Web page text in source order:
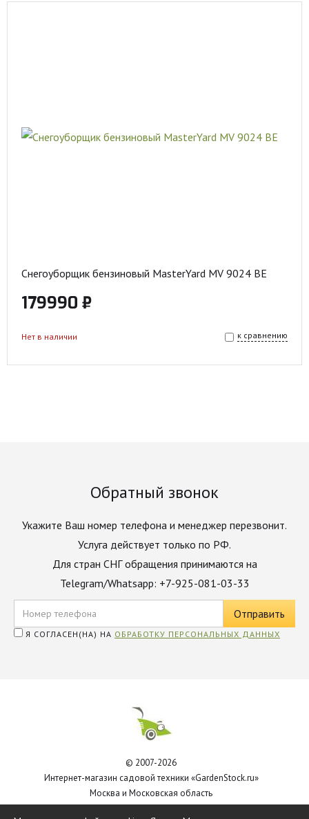
Снегоуборщик бензиновый MasterYard MV 9024 BE
179990 ₽
к сравнению
Нет в наличии
Обратный звонок
Укажите Ваш номер телефона и менеджер перезвонит.
Услуга действует только по РФ.
Для стран СНГ обращения принимаются на
Telegram/Whatsapp: +7-925-081-03-33
Я СОГЛАСЕН(НА) НА ОБРАБОТКУ ПЕРСОНАЛЬНЫХ ДАННЫХ
© 2007-2026
Интернет-магазин садовой техники «GardenStock.ru»
Москва и Московская область